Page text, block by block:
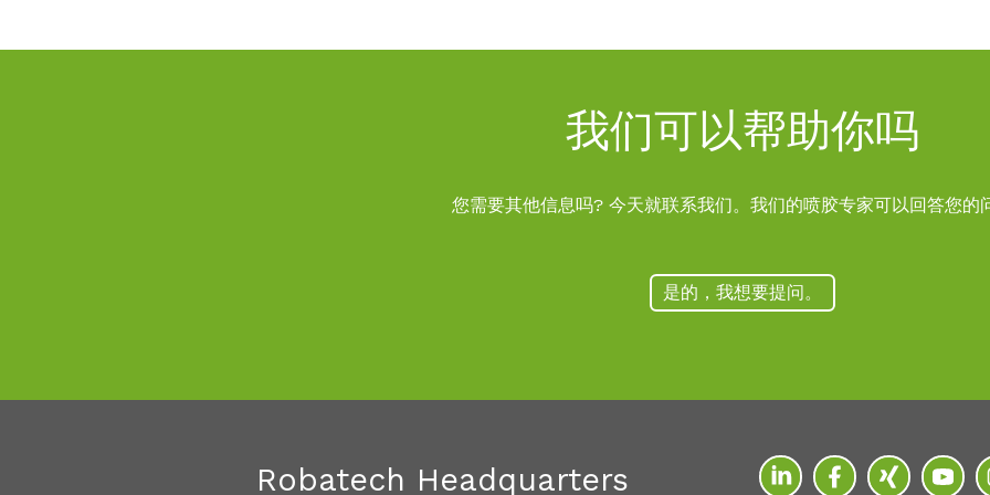
我们可以帮助你吗
您需要其他信息吗? 今天就联系我们。我们的喷胶专家可以回答您的
是的，我想要提问。
Robatech Headquarters